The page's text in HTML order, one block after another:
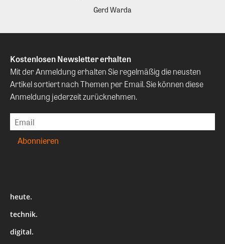
Gerd Warda
Kostenlosen Newsletter erhalten
Mit der Anmeldung erhalten Sie regelmäßig die neusten
Artikel sortiert nach Themen per Email. Sie können diese
Anmeldung jederzeit zurücknehmen.
heute.
technik.
digital.